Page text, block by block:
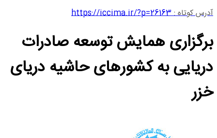
آدرس کوتاه :https://iccima.ir/?p=26163
برگزاری همایش توسعه صادرات
دریایی به کشورهای حاشیه دریای
خزر